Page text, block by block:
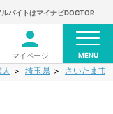
バイトはマイナビDOCTOR
マイページ MENU
埼玉県 さいたま市